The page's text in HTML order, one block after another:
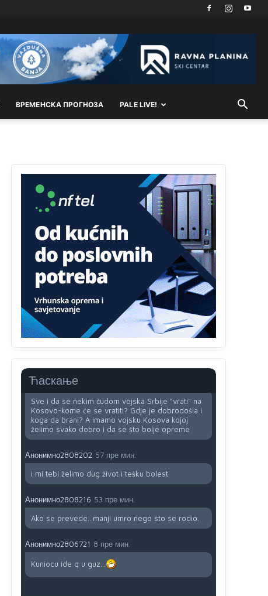
ВРEМEНСКА ПРОГНОЗА PALE LIVE!
Ћаскање
Анонимно2806721 11:21
Kosovo je država a manji BH entitet pokrajina.Što
se tiče arapa po Palama i Jahorini,ostavljaju vam
pare a vi se smeškate .Da ne bi možda da vam
Dobro zboris 791,ovaj721 dok nije bilo
interneta,samo mu je porodica znala da je glup!
Drzi pod kontrolom tri stvari jezik,karakter i
ponasanje...Uzivotu brani tri stvari:cast,prijatelja i
slabije.Iz
zivota iskljuci tri stvari uvredu,neznanje
zavist.Svedok si ziv gaji tri stvari
dobrotu,pamet i prijateljstvo!!
Анонимно2806721
791 BiH nije priznala Kosovo kao nezavisnu
državu jer genocidna tvorevina pravi smetnju a
recimo Srbija je davnopriznala.Nasvakom
proizvodu iz Srbije stoji -uvoznik za Kosovo
Анонимно2806721
Sve i da se nekim čudom vojska Srbije "vrati" na
Kosovo-kome će se vratiti? Gdje je dobrodošla i
koga da brani? A imamo vojsku Kosova kojoj
želimo svako dobro i da se što bolje opreme
Анонимно2808202 57 пре мин.
i mi tebi želimo dug život i tešku bolest
Анонимно2808216 53 пре мин.
Akò se prevede...manji umro nego sto se rodio.
Анонимно2806721 8 пре мин.
Kuniocu ide q u guz...